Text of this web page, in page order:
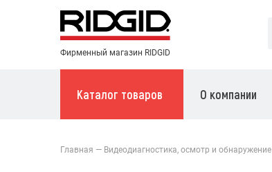
Фирменный магазин RIDGID
Каталог товаров О компании
Главная Видеодиагностика, осмотр и обнаружение